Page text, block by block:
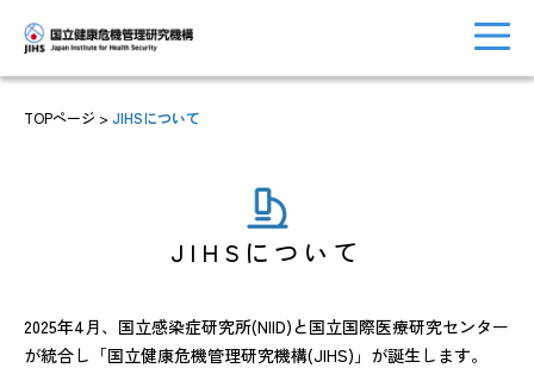
JIHSについて 診療・病院関係
TOPページ > JIHSについて
JIHSについて
2025年4月、国立感染症研究所(NIID)と国立国際医療研究センター
が統合し 「国立健康危機管理研究機構(JIHS)」が誕生します。